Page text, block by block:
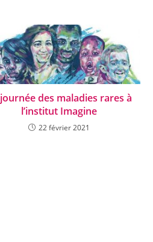
des maladies rares à
l’institut Imagine
22 février 2021